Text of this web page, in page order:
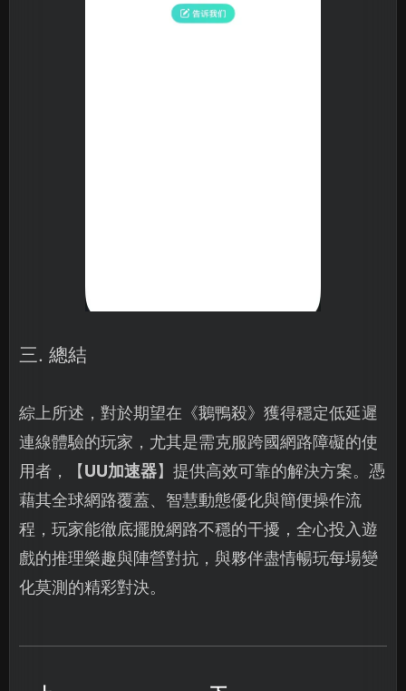
三. 總結
綜上所述，對於期望在《鵝鴨殺》獲得穩定低延遲
連線體驗的玩家，尤其是需克服跨國網路障礙的使
用者，【UU加速器】提供高效可靠的解決方案。憑
藉其全球網路覆蓋、智慧動態優化與簡便操作流
程，玩家能徹底擺脫網路不穩的干擾，全心投入遊
戲的推理樂趣與陣營對抗，與夥伴盡情暢玩每場變
化莫測的精彩對決。